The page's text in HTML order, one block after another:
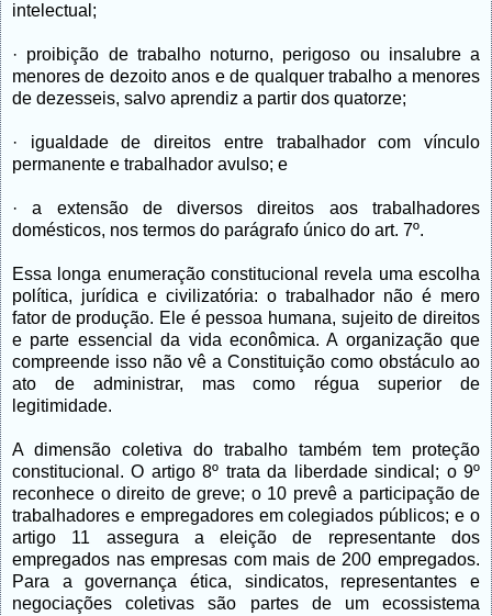
intelectual;
· proibição de trabalho noturno, perigoso ou insalubre a
menores de dezoito anos e de qualquer trabalho a menores
de dezesseis, salvo aprendiz a partir dos quatorze;
· igualdade de direitos entre trabalhador com vínculo
permanente e trabalhador avulso; e
· a extensão de diversos direitos aos trabalhadores
domésticos, nos termos do parágrafo único do art. 7º.
Essa longa enumeração constitucional revela uma escolha
política, jurídica e civilizatória: o trabalhador não é mero
fator de produção. Ele é pessoa humana, sujeito de direitos
e parte essencial da vida econômica. A organização que
compreende isso não vê a Constituição como obstáculo ao
ato de administrar, mas como régua superior de
legitimidade.
A dimensão coletiva do trabalho também tem proteção
constitucional. O artigo 8º trata da liberdade sindical; o 9º
reconhece o direito de greve; o 10 prevê a participação de
trabalhadores e empregadores em colegiados públicos; e o
artigo 11 assegura a eleição de representante dos
empregados nas empresas com mais de 200 empregados.
Para a governança ética, sindicatos, representantes e
negociações coletivas são partes de um ecossistema